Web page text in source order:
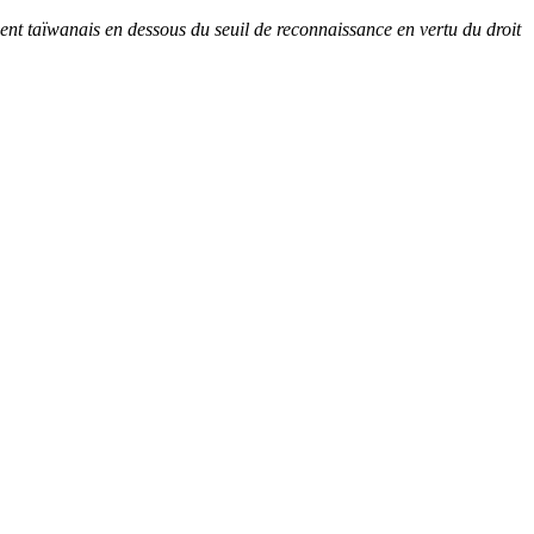
taïwanais en dessous du seuil de reconnaissance en vertu du droit